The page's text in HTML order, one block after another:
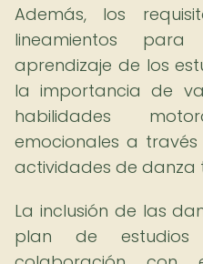
Además, los
lineamientos
aprendizaje de los
la importancia de
habilidades
emocionales a
actividades de danza
La inclusión de las
plan de